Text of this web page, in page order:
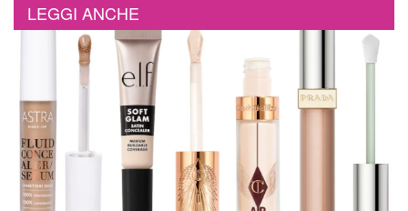
LEGGI ANCHE